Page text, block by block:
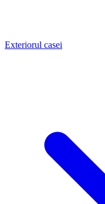
Exteriorul casei